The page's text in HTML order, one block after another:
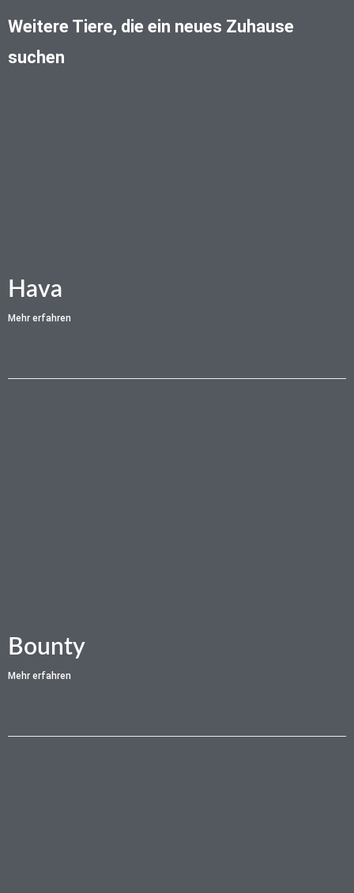
Weitere Tiere, die ein neues Zuhause
suchen
Hava
Mehr erfahren
Bounty
Mehr erfahren